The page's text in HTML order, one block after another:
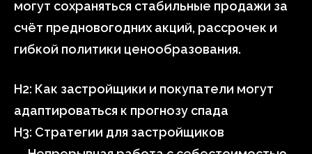
могут сохраняться стабильные продажи за
счёт предновогодних акций, рассрочек и
гибкой политики ценообразования.
H2: Как застройщики и покупатели могут
адаптироваться к прогнозу спада
H3: Стратегии для застройщиков